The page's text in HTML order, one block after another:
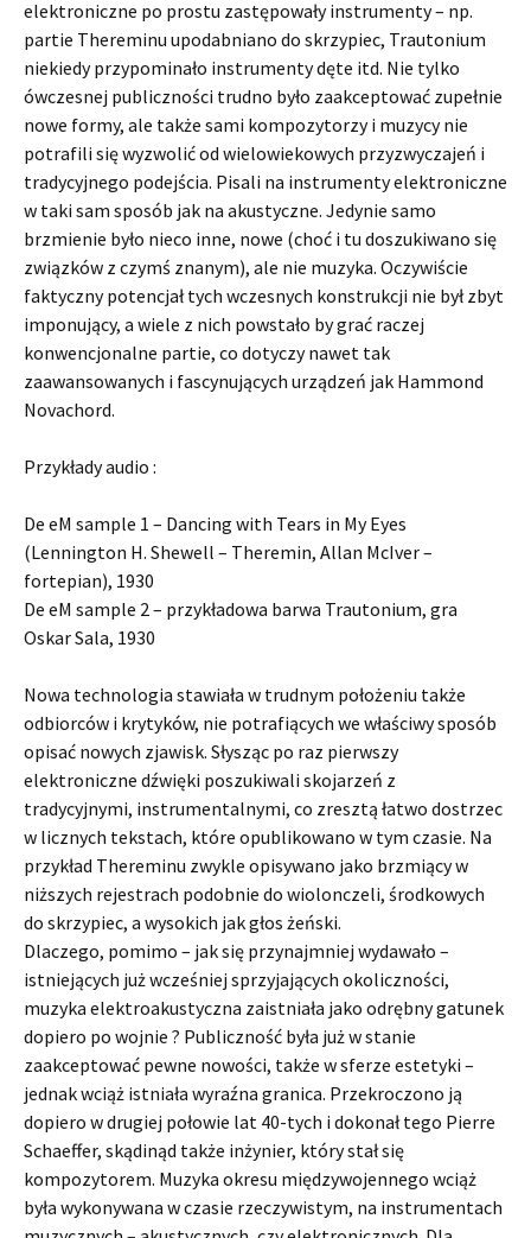
elektroniczne po prostu zastępowały instrumenty – np.
partie Thereminu upodabniano do skrzypiec, Trautonium
niekiedy przypominało instrumenty dęte itd. Nie tylko
ówczesnej publiczności trudno było zaakceptować zupełnie
nowe formy, ale także sami kompozytorzy i muzycy nie
potrafili się wyzwolić od wielowiekowych przyzwyczajeń i
tradycyjnego podejścia. Pisali na instrumenty elektroniczne
w taki sam sposób jak na akustyczne. Jedynie samo
brzmienie było nieco inne, nowe (choć i tu doszukiwano się
związków z czymś znanym), ale nie muzyka. Oczywiście
faktyczny potencjał tych wczesnych konstrukcji nie był zbyt
imponujący, a wiele z nich powstało by grać raczej
konwencjonalne partie, co dotyczy nawet tak
zaawansowanych i fascynujących urządzeń jak Hammond
Novachord.
Przykłady audio :
De eM sample 1 – Dancing with Tears in My Eyes
(Lennington H. Shewell – Theremin, Allan McIver –
fortepian), 1930
De eM sample 2 – przykładowa barwa Trautonium, gra
Oskar Sala, 1930
Nowa technologia stawiała w trudnym położeniu także
odbiorców i krytyków, nie potrafiących we właściwy sposób
opisać nowych zjawisk. Słysząc po raz pierwszy
elektroniczne dźwięki poszukiwali skojarzeń z
tradycyjnymi, instrumentalnymi, co zresztą łatwo dostrzec
w licznych tekstach, które opublikowano w tym czasie. Na
przykład Thereminu zwykle opisywano jako brzmiący w
niższych rejestrach podobnie do wiolonczeli, środkowych
do skrzypiec, a wysokich jak głos żeński.
Dlaczego, pomimo – jak się przynajmniej wydawało –
istniejących już wcześniej sprzyjających okoliczności,
muzyka elektroakustyczna zaistniała jako odrębny gatunek
dopiero po wojnie ? Publiczność była już w stanie
zaakceptować pewne nowości, także w sferze estetyki –
jednak wciąż istniała wyraźna granica. Przekroczono ją
dopiero w drugiej połowie lat 40-tych i dokonał tego Pierre
Schaeffer, skądinąd także inżynier, który stał się
kompozytorem. Muzyka okresu międzywojennego wciąż
była wykonywana w czasie rzeczywistym, na instrumentach